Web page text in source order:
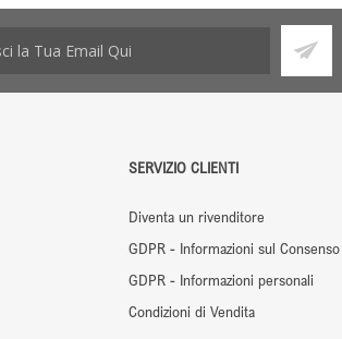
SERVIZIO CLIENTI
Diventa un rivenditore
GDPR - Informazioni sul Consenso
GDPR - Informazioni personali
Condizioni di Vendita